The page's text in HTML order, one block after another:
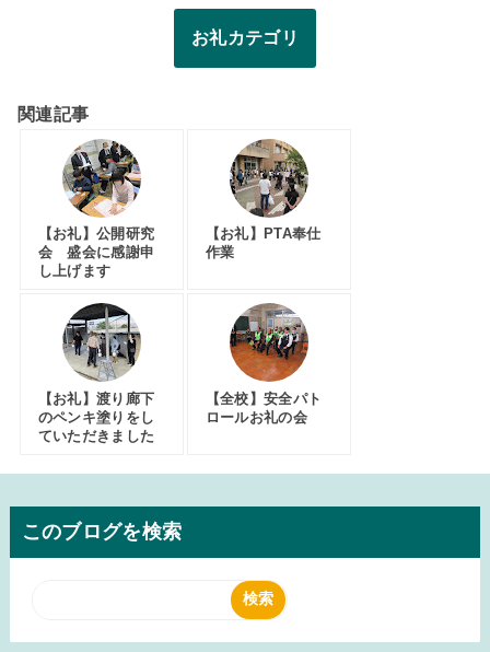
お礼カテゴリ
関連記事
【お礼】公開研究
会 盛会に感謝申
し上げます
【お礼】PTA奉仕
作業
【お礼】渡り廊下
のペンキ塗りをし
ていただきました
【全校】安全パト
ロールお礼の会
このブログを検索